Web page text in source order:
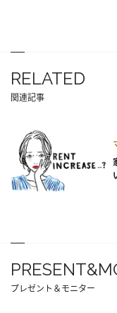
RELATED
関連記事
プレゼント＆モニター